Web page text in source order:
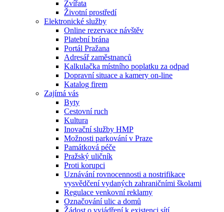
Zvířata
Životní prostředí
Elektronické služby
Online rezervace návštěv
Platební brána
Portál Pražana
Adresář zaměstnanců
Kalkulačka místního poplatku za odpad
Dopravní situace a kamery on-line
Katalog firem
Zajímá vás
Byty
Cestovní ruch
Kultura
Inovační služby HMP
Možnosti parkování v Praze
Památková péče
Pražský uličník
Proti korupci
Uznávání rovnocennosti a nostrifikace
vysvědčení vydaných zahraničními školami
Regulace venkovní reklamy
Označování ulic a domů
Žádost o vyjádření k existenci sítí